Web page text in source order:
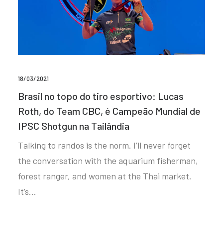
18/03/2021
Brasil no topo do tiro esportivo: Lucas
Roth, do Team CBC, é Campeão Mundial de
IPSC Shotgun na Tailândia
Talking to randos is the norm. I’ll never forget
the conversation with the aquarium fisherman,
forest ranger, and women at the Thai market.
It’s…